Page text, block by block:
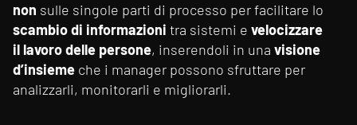
non sulle singole parti di processo per facilitare lo
scambio di informazioni tra sistemi e velocizzare
il lavoro delle persone, inserendoli in una visione
d’insieme che i manager possono sfruttare per
analizzarli, monitorarli e migliorarli.